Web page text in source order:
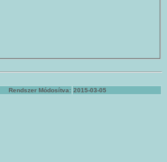
Rendszer Módosítva: 2015-03-05